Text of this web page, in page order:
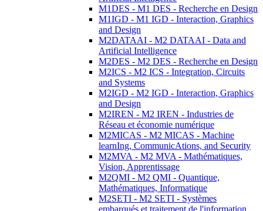
M1DES - M1 DES - Recherche en Design
M1IGD - M1 IGD - Interaction, Graphics
and Design
M2DATAAI - M2 DATAAI - Data and
Artificial Intelligence
M2DES - M2 DES - Recherche en Design
M2ICS - M2 ICS - Integration, Circuits
and Systems
M2IGD - M2 IGD - Interaction, Graphics
and Design
M2IREN - M2 IREN - Industries de
Réseau et économie numérique
M2MICAS - M2 MICAS - Machine
learnIng, CommunicAtions, and Security
M2MVA - M2 MVA - Mathématiques,
Vision, Apprentissage
M2QMI - M2 QMI - Quantique,
Mathématiques, Informatique
M2SETI - M2 SETI - Systèmes
embarqués et traitement de l'information